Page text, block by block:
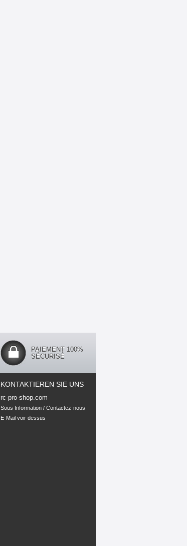
PAIEMENT 100%
SÉCURISÉ
KONTAKTIEREN SIE UNS
rc-pro-shop.com
E-Mail voir dessus